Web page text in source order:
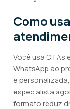
Como
Você usa CTAs
WhatsApp ao
e
especialista
formato reduz